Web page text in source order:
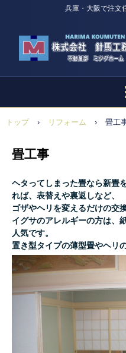
兵庫・大阪で注文
トップ › リフォーム › 畳工
畳工事
ヘタってしまった畳なら新畳
れば、表替えや裏返しなど、
ゴザやヘリを変えるだけの交
イグサのアレルギーの方は、
人気です。
置き型タイプの薄型畳やヘリ